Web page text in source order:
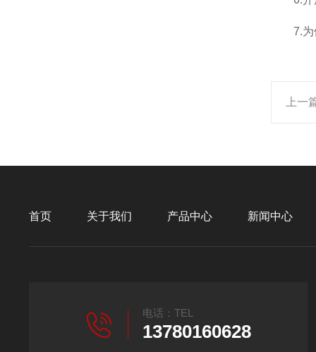
7.为使
上一
首页 关于我们 产品中心 新闻中心
电话：TEL
13780160628